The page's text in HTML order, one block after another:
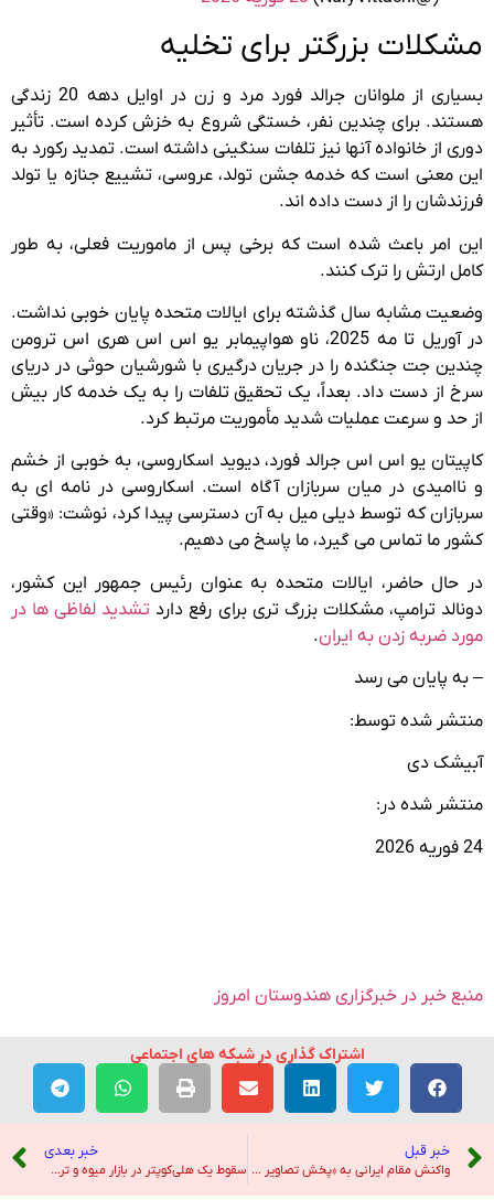
مشکلات بزرگتر برای تخلیه
بسیاری از ملوانان جرالد فورد مرد و زن در اوایل دهه 20 زندگی
هستند. برای چندین نفر، خستگی شروع به خزش کرده است. تأثیر
دوری از خانواده آنها نیز تلفات سنگینی داشته است. تمدید رکورد به
این معنی است که خدمه جشن تولد، عروسی، تشییع جنازه یا تولد
فرزندشان را از دست داده اند.
این امر باعث شده است که برخی پس از ماموریت فعلی، به طور
کامل ارتش را ترک کنند.
وضعیت مشابه سال گذشته برای ایالات متحده پایان خوبی نداشت.
در آوریل تا مه 2025، ناو هواپیمابر یو اس اس هری اس ترومن
چندین جت جنگنده را در جریان درگیری با شورشیان حوثی در دریای
سرخ از دست داد. بعداً، یک تحقیق تلفات را به یک خدمه کار بیش
از حد و سرعت عملیات شدید مأموریت مرتبط کرد.
کاپیتان یو اس اس جرالد فورد، دیوید اسکاروسی، به خوبی از خشم
و ناامیدی در میان سربازان آگاه است. اسکاروسی در نامه ای به
سربازان که توسط دیلی میل به آن دسترسی پیدا کرد، نوشت: «وقتی
کشور ما تماس می گیرد، ما پاسخ می دهیم.
در حال حاضر، ایالات متحده به عنوان رئیس جمهور این کشور،
دونالد ترامپ، مشکلات بزرگ تری برای رفع دارد تشدید لفاظی ها در
مورد ضربه زدن به ایران.
– به پایان می رسد
منتشر شده توسط:
آبیشک دی
منتشر شده در:
24 فوریه 2026
منبع خبر در خبرگزاری هندوستان امروز
اشتراک گذاری در شبکه های اجتماعی
خبر قبل
واکنش مقام ایرانی به «پخش تصاویر سرکوب خونین مردم» در دیدار ترامپ و نتانیاهو – صدای آمریکا
خبر بعدی
سقوط یک هلی‌کوپتر در بازار میوه و تره‌بار دُرچه اصفهان؛ مرگ چهار نفر – صدای آمریکا